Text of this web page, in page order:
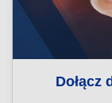
Dołącz